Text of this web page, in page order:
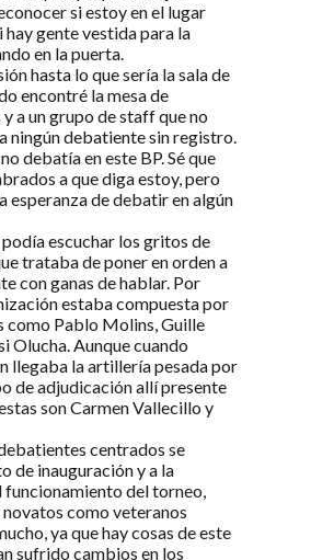
si estoy en el lugar
gente vestida para la
en la puerta.
hasta lo que sería la sala de
encontré la mesa de
a un grupo de staff que no
ningún debatiente sin registro.
debatía en este BP. Sé que
a que diga estoy, pero
esperanza de debatir en algún
podía escuchar los gritos de
trataba de poner en orden a
con ganas de hablar. Por
estaba compuesta por
como Pablo Molins, Guille
Olucha. Aunque cuando
llegaba la artillería pesada por
de adjudicación allí presente
son Carmen Vallecillo y
centrados se
de inauguración y a la
del torneo,
como veteranos
ya que hay cosas de este
sufrido cambios en los